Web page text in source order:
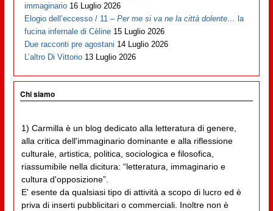
immaginario 16 Luglio 2026
Elogio dell’eccesso / 11 –Per me si va ne la città dolente… la
fucina infernale di Cèline 15 Luglio 2026
Due racconti pre agostani 14 Luglio 2026
L’altro Di Vittorio 13 Luglio 2026
Chi siamo
1) Carmilla è un blog dedicato alla letteratura di genere,
alla critica dell'immaginario dominante e alla riflessione
culturale, artistica, politica, sociologica e filosofica,
riassumibile nella dicitura: “letteratura, immaginario e
cultura d'opposizione”.
E' esente da qualsiasi tipo di attività a scopo di lucro ed è
priva di inserti pubblicitari o commerciali. Inoltre non è